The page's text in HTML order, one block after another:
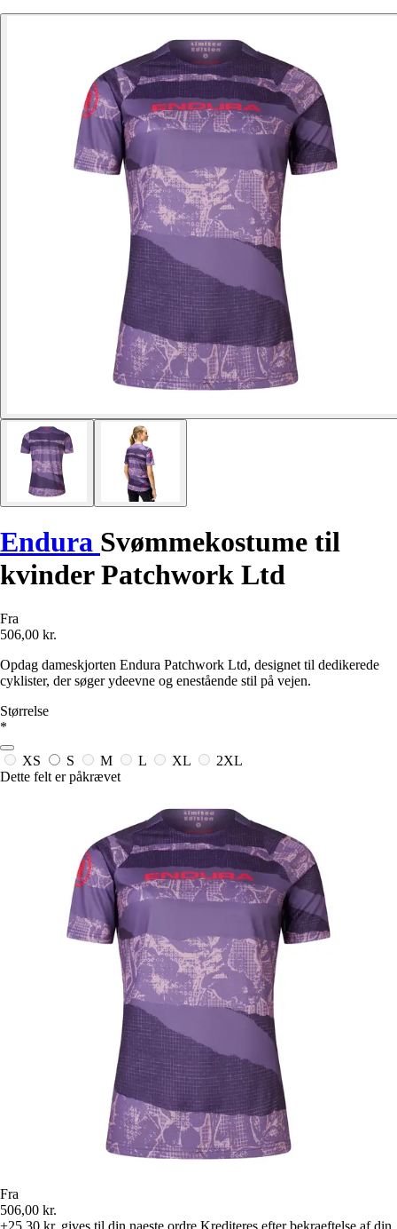
Endura Svømmekostume til
kvinder Patchwork Ltd
Fra
506,00 kr.
Opdag dameskjorten Endura Patchwork Ltd, designet til dedikerede
cyklister, der søger ydeevne og enestående stil på vejen.
Størrelse
*
XS S M L XL
2XL
Dette felt er påkrævet
Fra
506,00 kr.
+25,30 kr. gives til din naeste ordre Krediteres efter bekraeftelse af din